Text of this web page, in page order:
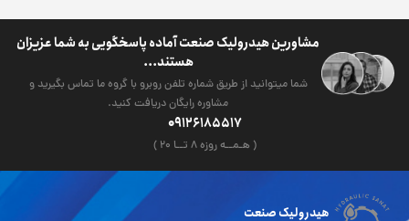
مشاورین هیدرولیک صنعت آماده پاسخگویی به شما عزیزان
هستند...
شما میتوانید از طریق شماره تلفن روبرو با گروه ما تماس بگیرید و
مشاوره رایگان دریافت کنید.
09126185517
( هـمــه روزه ۸ تــا ۲۰ )
هیدرولیک صنعت